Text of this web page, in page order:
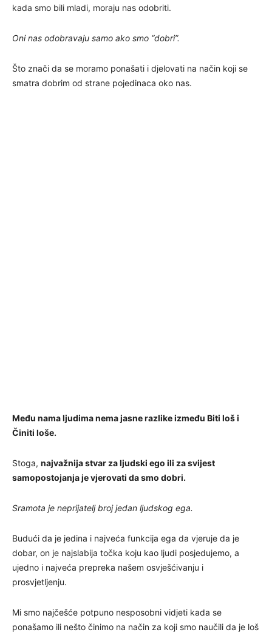
kada smo bili mladi, moraju nas odobriti.
Oni nas odobravaju samo ako smo “dobri”.
Što znači da se moramo ponašati i djelovati na način koji se
smatra dobrim od strane pojedinaca oko nas.
Među nama ljudima nema jasne razlike između Biti loš i
Činiti loše.
Stoga, najvažnija stvar za ljudski ego ili za svijest
samopostojanja je vjerovati da smo dobri.
Sramota je neprijatelj broj jedan ljudskog ega.
Budući da je jedina i najveća funkcija ega da vjeruje da je
dobar, on je najslabija točka koju kao ljudi posjedujemo, a
ujedno i najveća prepreka našem osvješćivanju i
prosvjetljenju.
Mi smo najčešće potpuno nesposobni vidjeti kada se
ponašamo ili nešto činimo na način za koji smo naučili da je loš